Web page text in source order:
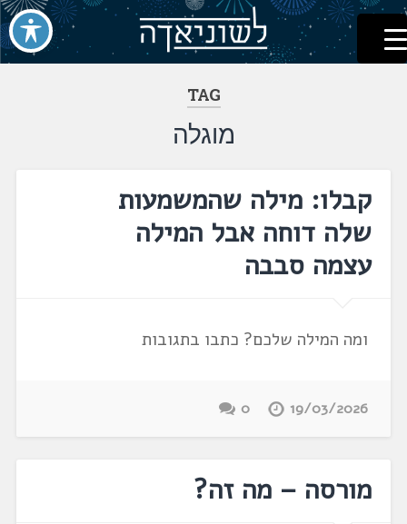
דלג
לתוכן
לשוניאדה
עברית. לשון. שפה
TAG
מוגלה
קבלו: מילה שהמשמעות
שלה דוחה אבל המילה
עצמה סבבה
ומה המילה שלכם? כתבו בתגובות
19/03/2026
0
מורסה – מה זה?